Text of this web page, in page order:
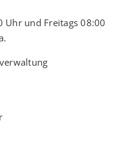
Uhr und Freitags 08:00